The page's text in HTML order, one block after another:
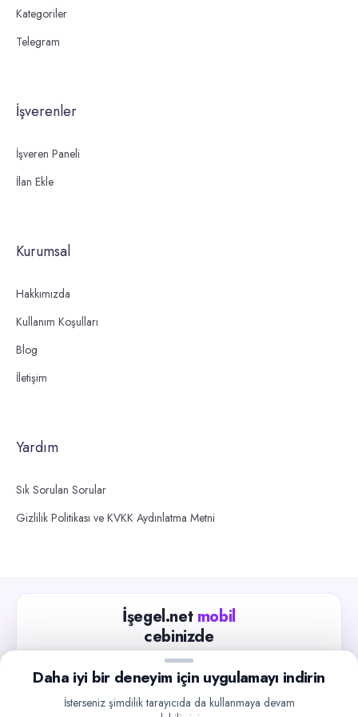
Kategoriler
Telegram
İşverenler
İşveren Paneli
İlan Ekle
Kurumsal
Hakkımızda
Kullanım Koşulları
Blog
İletişim
Yardım
Sık Sorulan Sorular
Gizlilik Politikası ve KVKK Aydınlatma Metni
İşegel.net mobil
cebinizde
Güncel iş ilanlarını takip edin, işverenlerle hızlıca
iletişime geçin.
Google Play
Daha iyi bir deneyim için uygulamayı indirin
İsterseniz şimdilik tarayıcıda da kullanmaya devam